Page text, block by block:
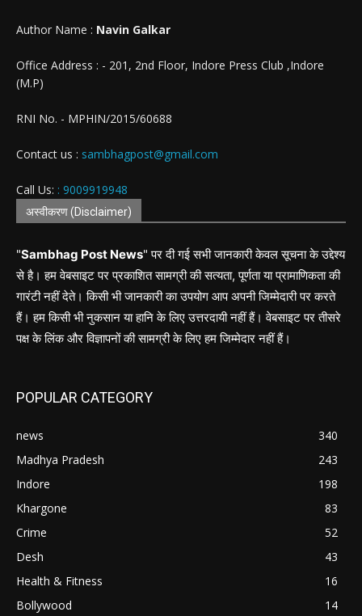
Author Name : Navin Galkar
Office Address : - 201, 2nd Floor, Indore Press Club ,Indore
(M.P)
RNI No. - MPHIN/2015/60688
Contact us : sambhagpost@gmail.com
Call Us: : 9009919948
अस्वीकरण (Disclaimer)
"Sambhag Post News" पर दी गई सभी जानकारी केवल सूचना के उद्देश्य
से है। हम वेबसाइट पर प्रकाशित सामग्री की सत्यता, पूर्णता या प्रामाणिकता की
गारंटी नहीं देते। किसी भी जानकारी का उपयोग आप अपनी जिम्मेदारी पर करते
हैं। हम किसी भी नुकसान या हानि के लिए उत्तरदायी नहीं हैं। वेबसाइट पर तीसरे
पक्ष के लिंक और विज्ञापनों की सामग्री के लिए हम जिम्मेदार नहीं हैं।
POPULAR CATEGORY
news
340
Madhya Pradesh
243
Indore
198
Khargone
83
Crime
52
Desh
43
Health & Fitness
16
Bollywood
14